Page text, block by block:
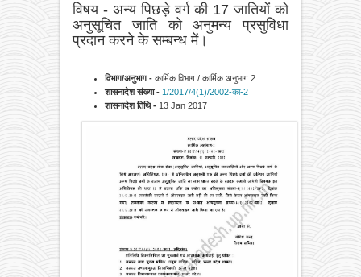
विषय - अन्य पिछड़े वर्ग की 17 जातियों को
अनुसूचित जाति को अनुमन्य प्रसुविधा
प्रदान करने के सम्बन्ध में।
विभाग/अनुभाग - कार्मिक विभाग / कार्मिक अनुभाग 2
शासनादेश संख्या - 1/2017/4(1)/2002-का-2
शासनादेश तिथि - 13 Jan 2017